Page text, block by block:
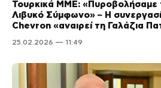
Τουρκικά ΜΜΕ: «Πυροβολήσαμε
Λιβυκό Σύμφωνο» – Η
Chevron «αναιρεί τη Γαλάζια
25.02.2026 — 11:49